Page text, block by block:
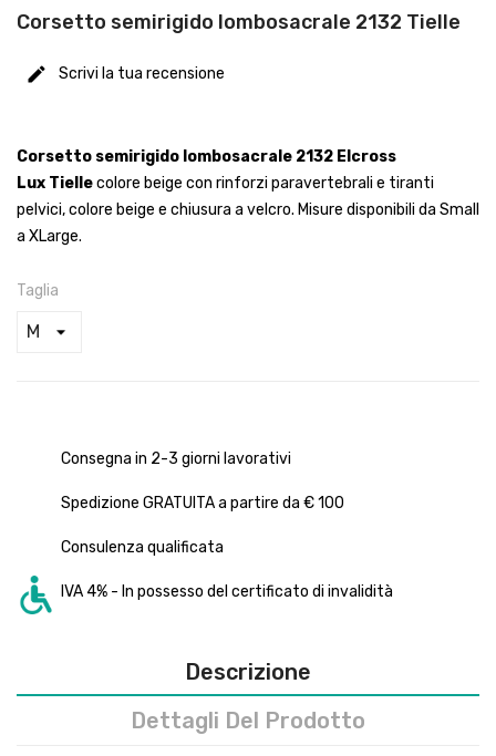
Corsetto semirigido lombosacrale 2132 Tielle
Scrivi la tua recensione
Corsetto semirigido lombosacrale 2132 Elcross
Lux Tiellecolore beige con rinforzi paravertebrali e tiranti
pelvici, colore beige e chiusura a velcro. Misure disponibili da Small
a XLarge.
Taglia
Consegna in 2-3 giorni lavorativi
Spedizione GRATUITA a partire da € 100
Consulenza qualificata
IVA 4% - In possesso del certificato di invalidità
Descrizione
Dettagli Del Prodotto